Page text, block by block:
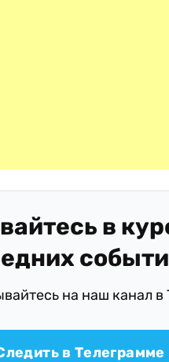
в
на наш канал в
в Телеграмме